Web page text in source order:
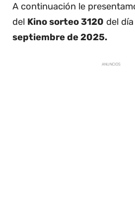
A continuación le
del Kino sorteo 3120 del día
septiembre de 2025.
ANUNCIOS